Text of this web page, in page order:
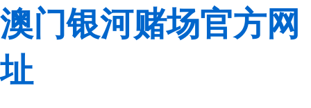
澳门银河赌场官方网
址